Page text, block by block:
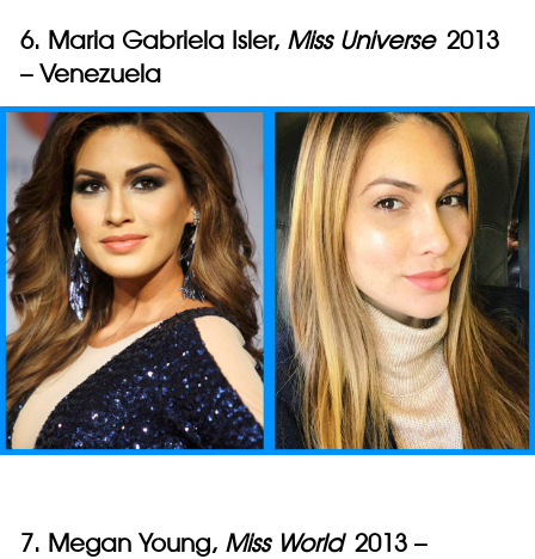
6. Maria Gabriela Isler, Miss Universe 2013
– Venezuela
7. Megan Young, Miss World 2013 –